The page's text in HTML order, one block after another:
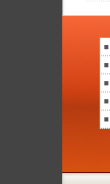
■
■
■
■
■